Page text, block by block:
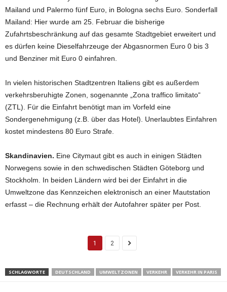
Mailand und Palermo fünf Euro, in Bologna sechs Euro. Sonderfall
Mailand: Hier wurde am 25. Februar die bisherige
Zufahrtsbeschränkung auf das gesamte Stadtgebiet erweitert und
es dürfen keine Dieselfahrzeuge der Abgasnormen Euro 0 bis 3
und Benziner mit Euro 0 einfahren.
In vielen historischen Stadtzentren Italiens gibt es außerdem
verkehrsberuhigte Zonen, sogenannte „Zona traffico limitato“
(ZTL). Für die Einfahrt benötigt man im Vorfeld eine
Sondergenehmigung (z.B. über das Hotel). Unerlaubtes Einfahren
kostet mindestens 80 Euro Strafe.
Skandinavien. Eine Citymaut gibt es auch in einigen Städten
Norwegens sowie in den schwedischen Städten Göteborg und
Stockholm. In beiden Ländern wird bei der Einfahrt in die
Umweltzone das Kennzeichen elektronisch an einer Mautstation
erfasst – die Rechnung erhält der Autofahrer später per Post.
1 2
SCHLAGWORTE DEUTSCHLAND UMWELTZONEN VERKEHR VERKEHR IN PARIS